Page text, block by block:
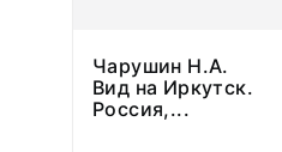
Чарушин Н.А.
Вид на Иркутск.
Россия,...